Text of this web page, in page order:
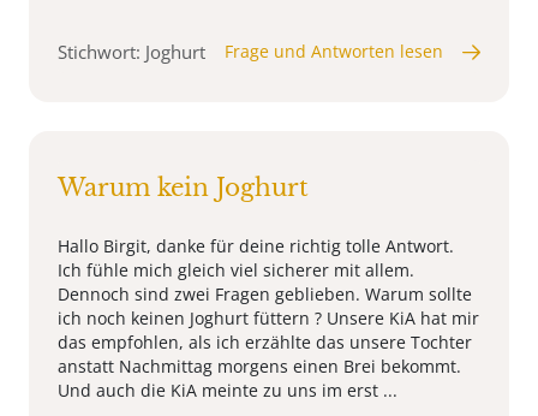
Stichwort: Joghurt Frage und Antworten lesen
Warum kein Joghurt
Hallo Birgit, danke für deine richtig tolle Antwort.
Ich fühle mich gleich viel sicherer mit allem.
Dennoch sind zwei Fragen geblieben. Warum sollte
ich noch keinen Joghurt füttern ? Unsere KiA hat mir
das empfohlen, als ich erzählte das unsere Tochter
anstatt Nachmittag morgens einen Brei bekommt.
Und auch die KiA meinte zu uns im erst ...